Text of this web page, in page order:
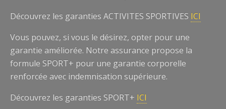
Découvrez les garanties ACTIVITES SPORTIVES ICI
Vous pouvez, si vous le désirez, opter pour une
garantie améliorée. Notre assurance propose la
formule SPORT+ pour une garantie corporelle
renforcée avec indemnisation supérieure.
Découvrez les garanties SPORT+ ICI